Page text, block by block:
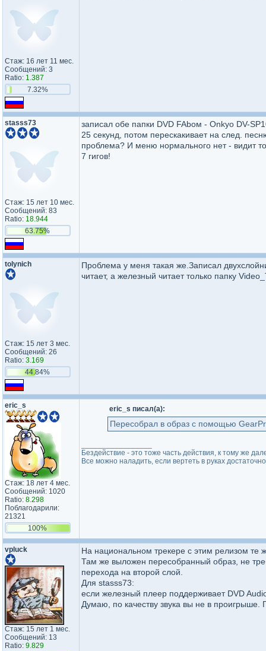
Стаж: 16 лет 11 мес.
Сообщений: 3
Ratio: 1.387
7.32%
stasss73
Стаж: 15 лет 10 мес.
Сообщений: 83
Ratio: 18.944
63.75%
записал обе папки DVD FAbом - Onkyo DV-
25 секунд, потом перескакивает на след.
проблема? И меню нормального нет - видит
7 гигов!
tolynich
Стаж: 15 лет 3 мес.
Сообщений: 26
Ratio: 3.169
44.84%
Проблема у меня такая же.Записал
читает, а железный читает только папку
eric_s
Стаж: 18 лет 4 мес.
Сообщений: 1020
Ratio: 8.298
Поблагодарили:
21321
100%
eric_s писал(а):
Пересобрал в образ с помощью
Бездействие - это тоже часть действия, к тому же
Все можно наладить, если вертеть в руках
vpluck
Стаж: 15 лет 1 мес.
Сообщений: 13
Ratio: 9.829
На национальном трекере с этим релизом те
Там же выложен пересобранный образ, не
перехода на второй слой.
Для stasss73:
если железный плеер поддерживает DVD
Думаю, по качеству звука вы не в проигрыше.